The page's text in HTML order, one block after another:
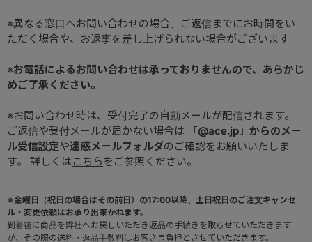
※異なる窓口へお問い合わせの場合、ご返信までにお時間をい
ただく場合や、お返事を差し上げられない場合がございます
※お電話によるお問い合わせは承っておりませんので、あらかじ
めご了承ください。
※お問い合わせ時は、受付完了の自動メールが配信されます。
ご返信や受付メールが届かない場合は
「@ace.jp」からのメー
ル受信設定や迷惑メールフォルダのご確認をお願いいたしま
す。 詳しくは こちら をご参照ください。
※金曜日（祝日の場合はその前日）の17:00以降、土日祝日のご注文キャンセ
ル・変更依頼はお承り出来かねます。
到着後に商品を弊社へお戻しいただき返品の手続きを取らせていただきます
が、その際の送料・返品手数料はお客さま負担とさせていただきます。